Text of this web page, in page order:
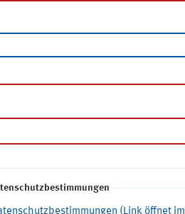
(Link öffnet